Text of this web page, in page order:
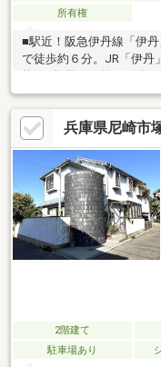
所有権
■駅近！阪急伊丹線「伊
で徒歩約６分。JR「伊
保育園が徒歩圏内に複数
心。■学習施設も近く、
が揃う安心の街。■閑静
して歴史ある街並み。■
境。「暮らしのリズムが
街並みをご覧ください。」
兵庫県尼崎市
2階建て
駐車場あり